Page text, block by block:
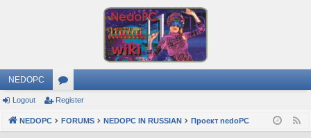
NEDOPC
or
u
Logout Register
NEDOPC FORUMS NEDOPC IN RUSSIAN Проект nedoPC